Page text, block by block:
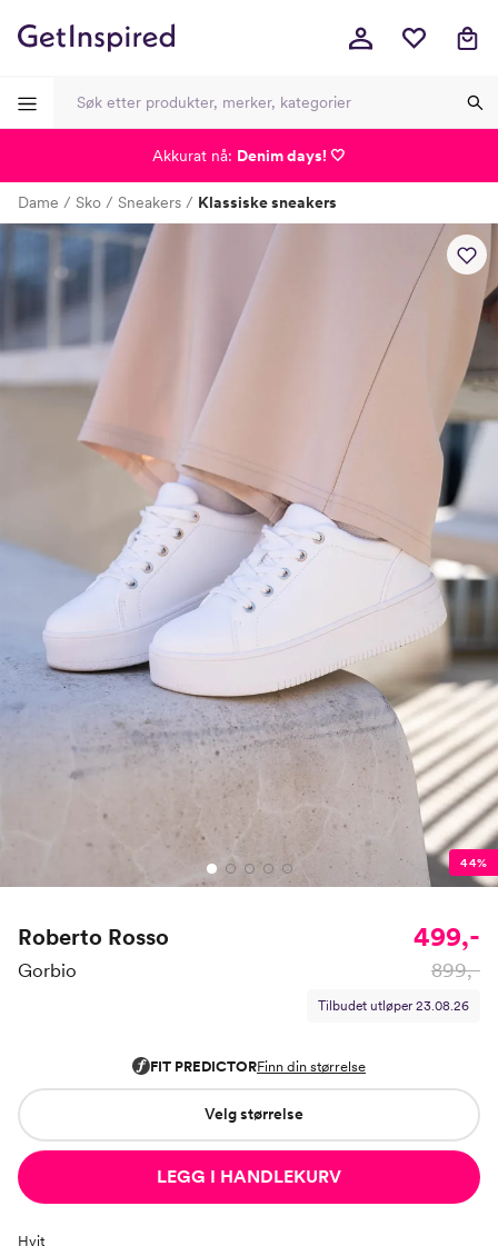
Lagt i kurven, utmerket valg! Til kassen
Dame Sko Sneakers Klassiske sneakers
44%
Roberto Rosso
Gorbio
499,-
899,-
Tilbudet utløper 23.08.26
Velg størrelse
LEGG I HANDLEKURV
Hvit
Akkurat nå: Denim days! 🤍
-
-
-
-